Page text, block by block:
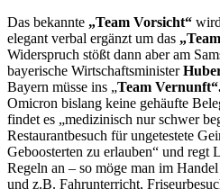
Das bekannte „Team Vorsicht“
elegant verbal ergänzt um das
Widerspruch stößt dann aber am
bayerische Wirtschaftsminister
Bayern müsse ins „Team
Omicron bislang keine gehäufte
findet es „medizinisch nur schwer
Restaurantbesuch für ungetestete
Geboosterten zu erlauben“ und regt
Regeln an – so möge man im
und z.B. Fahrunterricht,